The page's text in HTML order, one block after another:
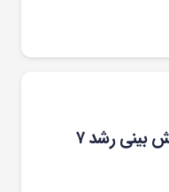
تحلیل قیمت دوج کوین ! پیش بینی رشد ۷